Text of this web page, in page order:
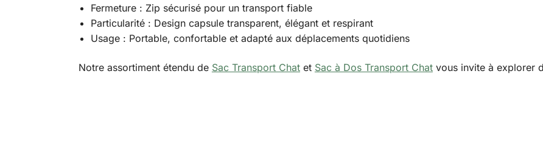
Fermeture : Zip sécurisé pour un transport fiable
Particularité : Design capsule transparent, élégant et respirant
Usage : Portable, confortable et adapté aux déplacements quotidiens
Notre assortiment étendu de Sac Transport Chatet Sac à Dos Transport Chatvous invite à explorer